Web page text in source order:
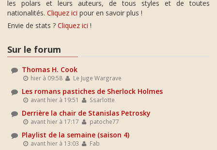
les polars et leurs auteurs, de tous styles et de toutes
nationalités. Cliquez ici pour en savoir plus !
Envie de stats ? Cliquez ici !
Sur le forum
Thomas H. Cook
hier à 09:58 Le Juge Wargrave
Les romans pastiches de Sherlock Holmes
avant hier à 19:51 Ssarlotte
Derrière la chair de Stanislas Petrosky
avant hier à 17:17 patoche77
Playlist de la semaine (saison 4)
avant hier à 13:03 Fab